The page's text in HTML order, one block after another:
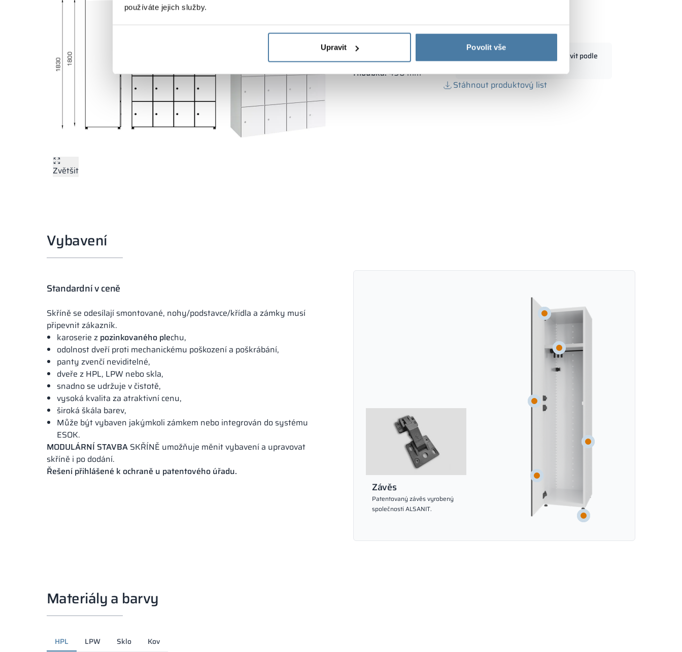
používáte jejich služby.
Upravit Povolit vše
Zvětšit
Kovová skříňka s LPW 1200/1800 - 18345
Výška skříně:
Vertikální šířka: 4×300 mm
Hloubka:490 mm
Standardní rozměry lze upravit podle
Stáhnout produktový list
Vybavení
Standardní v ceně
Skříně se odesílají smontované, nohy/podstavce/křídla a zámky musí
připevnit zákazník.
karoserie z pozinkovaného plechu,
odolnost dveří proti mechanickému poškození a poškrábání,
panty zvenčí neviditelné,
dveře z HPL, LPW nebo skla,
snadno se udržuje v čistotě,
vysoká kvalita za atraktivní cenu,
široká škála barev,
Může být vybaven jakýmkoli zámkem nebo integrován do systému
ESOK.
MODULÁRNÍ STAVBA SKŘÍNĚ umožňuje měnit vybavení a upravovat
skříně i po dodání.
Řešení přihlášené k ochraně u patentového úřadu.
Závěs
Patentovaný závěs vyrobený
společností ALSANIT.
Materiály a barvy
HPL LPW Sklo Kov